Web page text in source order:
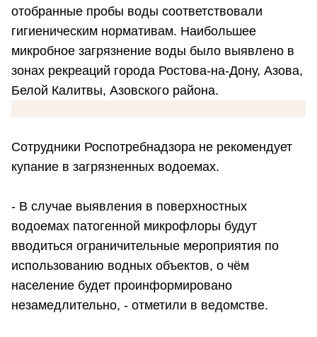
отобранные пробы воды соответствовали
гигиеническим нормативам. Наибольшее
микробное загрязнение воды было выявлено в
зонах рекреаций города Ростова-на-Дону, Азова,
Белой Калитвы, Азовского района.
Сотрудники Роспотребнадзора не рекомендует
купание в загрязненных водоемах.
- В случае выявления в поверхностных
водоемах патогенной микрофлоры будут
вводиться ограничительные мероприятия по
использованию водных объектов, о чём
население будет проинформировано
незамедлительно, - отметили в ведомстве.